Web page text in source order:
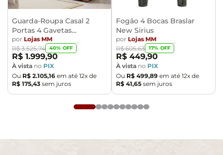
Guarda-Roupa Casal 2
Portas 4 Gavetas
Caemmun Moviment
por Lojas MM
R$ 3.525,74 40% OFF
R$ 1.999,90
À vista no PIX
Ou R$ 2.105,16 em até 12x de
R$ 175,43 sem juros
Fogão 4 Bocas Braslar
New Sirius
por Lojas MM
R$ 605,63 17% OFF
R$ 449,90
À vista no PIX
Ou R$ 499,89 em até 12x de
R$ 41,65 sem juros